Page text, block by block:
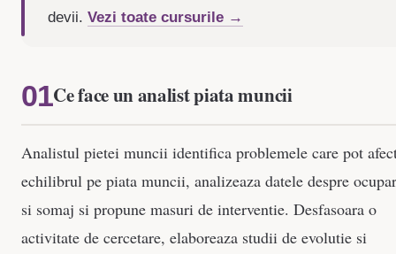
devii. Vezi toate cursurile →
Ce face un analist piata muncii
Analistul pietei muncii identifica problemele care pot
echilibrul pe piata muncii, analizeaza datele despre
si somaj si propune masuri de interventie. Desfasoara o
activitate de cercetare, elaboreaza studii de evolutie si